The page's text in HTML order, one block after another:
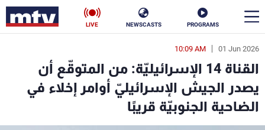
PROGRAMS
NEWSCASTS
LIVE
01 Jun 2026
10:09 AM
القناة 14 الإسرائيليّة: من المتوقّع أن
يصدر الجيش الإسرائيليّ أوامر إخلاء في
الضاحية الجنوبيّة قريبًا
en
الأخبار
سياسة